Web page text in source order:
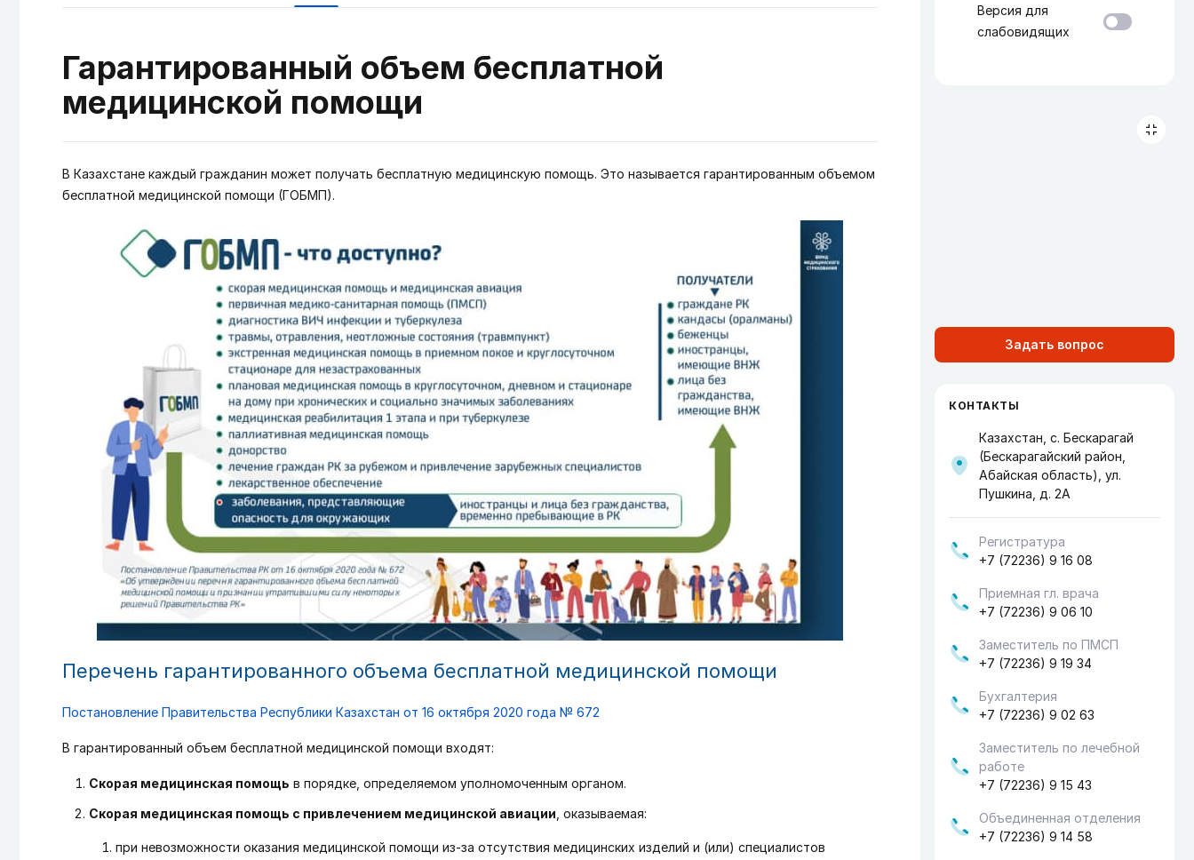
Гарантированный объем бесплатной
медицинской помощи
В Казахстане каждый гражданин может получать бесплатную медицинскую помощь. Это называется гарантированным объемом
бесплатной медицинской помощи (ГОБМП).
Перечень гарантированного объема бесплатной медицинской помощи
Постановление Правительства Республики Казахстан от 16 октября 2020 года № 672
В гарантированный объем бесплатной медицинской помощи входят:
Скорая медицинская помощь в порядке, определяемом уполномоченным органом.
Скорая медицинская помощь с привлечением медицинской авиации , оказываемая:
при невозможности оказания медицинской помощи из-за отсутствия медицинских изделий и (или) специалистов
Версия для
слабовидящих
Задать вопрос
КОНТАКТЫ
Казахстан, с. Бескарагай
(Бескарагайский район,
Абайская область), ул.
Пушкина, д. 2А
Регистратура
+7 (72236) 9 16 08
Приемная гл. врача
+7 (72236) 9 06 10
Заместитель по ПМСП
+7 (72236) 9 19 34
Бухгалтерия
+7 (72236) 9 02 63
Заместитель по лечебной
работе
+7 (72236) 9 15 43
Объединенная отделения
+7 (72236) 9 14 58